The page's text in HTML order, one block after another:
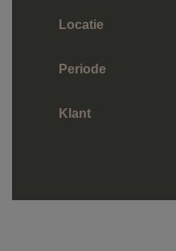
Locatie
Periode
Klant